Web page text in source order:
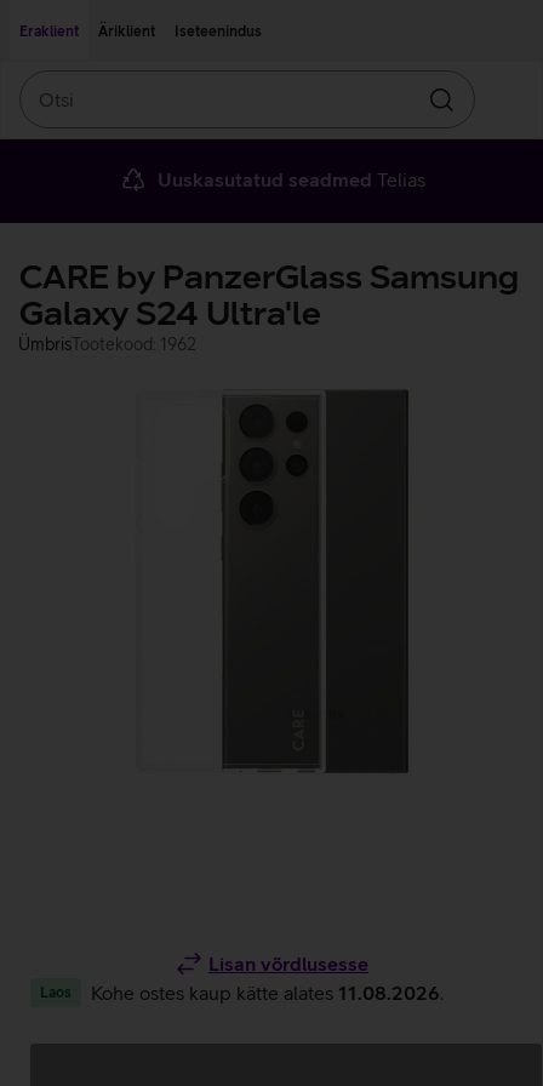
Eraklient
Äriklient Iseteenindus
Otsin
Uuskasutatud seadmed Telias
CARE by PanzerGlass Samsung
Galaxy S24 Ultra'le
ÜmbrisTootekood: 1962
Lisan võrdlusesse
Laos Kohe ostes kaup kätte alates 11.08.2026